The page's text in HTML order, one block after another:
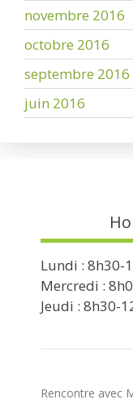
novembre 2016
octobre 2016
septembre 2016
juin 2016
Lundi : 8h30-
Mercredi :
Jeudi : 8h30-
Rencontre avec